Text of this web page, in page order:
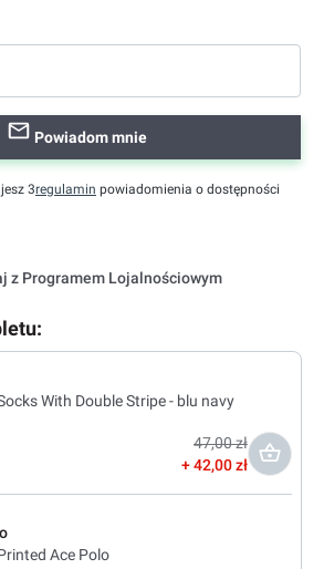
Powiadom mnie
3regulamin powiadomienia o dostępności
z Programem Lojalnościowym
With Double Stripe - blu navy
47,00 zł
42,00 zł
Ace Polo